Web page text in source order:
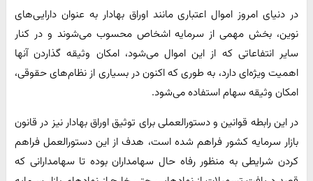
در دنیای امروز اموال اعتباری مانند اوراق بهادار به عنوان دارایی‌های
نوین، بخش مهمی از سرمایه اشخاص محسوب می‌شوند و در کنار
سایر انتفاعاتی که از این اموال می‌شود، امکان وثیقه گذاردن آنها
اهمیت ویژه‌ای دارد، به طوری که اکنون در بسیاری از نظام‌های حقوقی،
امکان وثیقه سهام استفاده می‌شود.
در این رابطه قوانین و دستورالعملی برای توثیق اوراق بهادار نیز در قانون
بازار سرمایه کشور فراهم شده است، هدف از این دستورالعمل فراهم
کردن شرایطی به منظور رفاه حال سهامداران بوده تا سهامدارانی که